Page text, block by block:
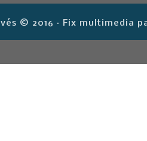
© 2016 · Fix multimedia